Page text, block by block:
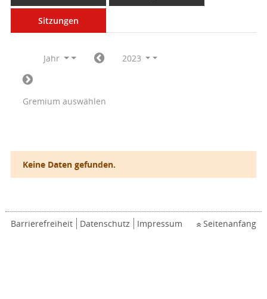
Sitzungen
Jahr 2023
Gremium auswählen
Keine Daten gefunden.
Barrierefreiheit Datenschutz Impressum Seitenanfang